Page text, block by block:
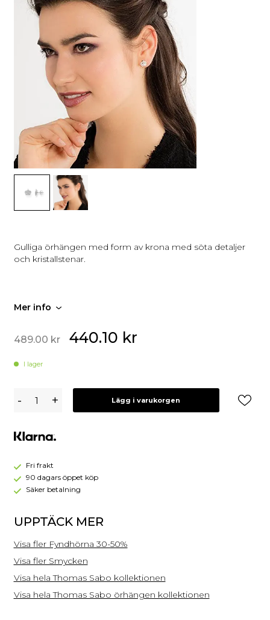
Gulliga örhängen med form av krona med söta detaljer
och kristallstenar.
Mer info
489.00 kr 440.10 kr
I lager
Sabo
Silver
H1879-
14
(Mega
Kampanj)
- + Lägg i varukorgen
Fri frakt
90 dagars öppet köp
Säker betalning
UPPTÄCK MER
Visa fler Fyndhörna 30-50%
Visa fler Smycken
Visa hela Thomas Sabo kollektionen
Visa hela Thomas Sabo örhängen kollektionen